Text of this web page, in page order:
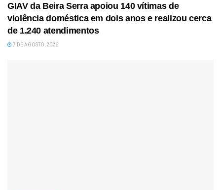
GIAV da Beira Serra apoiou 140 vítimas de
violência doméstica em dois anos e realizou cerca
de 1.240 atendimentos
7 DE AGOSTO, 2026